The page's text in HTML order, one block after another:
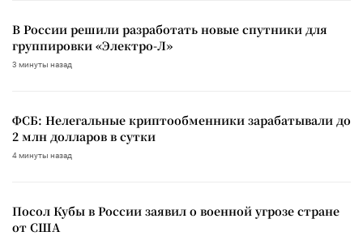
В России решили разработать новые спутники для
группировки «Электро-Л»
3 минуты назад
ФСБ: Нелегальные криптообменники зарабатывали до
2 млн долларов в сутки
4 минуты назад
Посол Кубы в России заявил о военной угрозе стране
от США